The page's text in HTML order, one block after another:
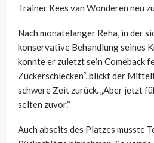
Trainer Kees van Wonderen neu
Nach monatelanger Reha, in der
konservative Behandlung seines
konnte er zuletzt sein Comeback
Zuckerschlecken“, blickt der
schwere Zeit zurück. „Aber jetzt
selten zuvor.“
Auch abseits des Platzes musste